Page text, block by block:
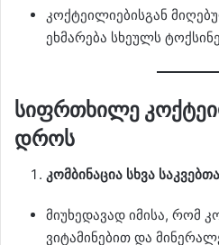
კოქტეილიებისგან
ეხმარება სხეულს
სიფრთხილე
დროს
კომბინაცია სხვა
მიუხედავად იმისა, რომ
ვიტამინებით და